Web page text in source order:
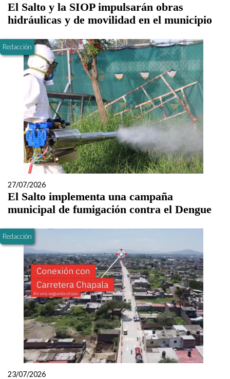
El Salto y la SIOP impulsarán obras
hidráulicas y de movilidad en el municipio
Redacción
27/07/2026
El Salto implementa una campaña
municipal de fumigación contra el Dengue
Redacción
23/07/2026